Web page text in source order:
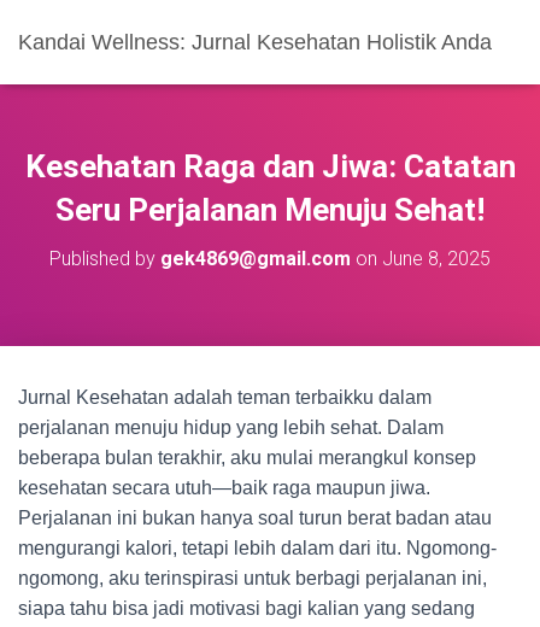
Kandai Wellness: Jurnal Kesehatan Holistik Anda
Kesehatan Raga dan Jiwa: Catatan
Seru Perjalanan Menuju Sehat!
Published by gek4869@gmail.com on June 8, 2025
Jurnal Kesehatan adalah teman terbaikku dalam
perjalanan menuju hidup yang lebih sehat. Dalam
beberapa bulan terakhir, aku mulai merangkul konsep
kesehatan secara utuh—baik raga maupun jiwa.
Perjalanan ini bukan hanya soal turun berat badan atau
mengurangi kalori, tetapi lebih dalam dari itu. Ngomong-
ngomong, aku terinspirasi untuk berbagi perjalanan ini,
siapa tahu bisa jadi motivasi bagi kalian yang sedang